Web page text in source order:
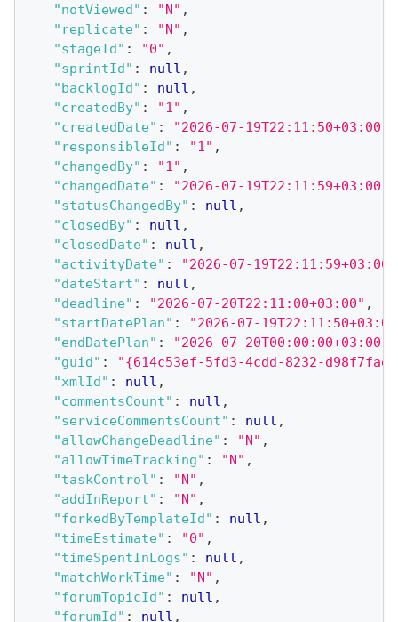
"notViewed" : "N" ,
"replicate" : "N" ,
"stageId" : "0" ,
"sprintId" : null ,
"backlogId" : null ,
"createdBy" : "1" ,
"createdDate" : "2026-07-19T22:11:50+03:00"
"responsibleId" : "1" ,
"changedBy" : "1" ,
"changedDate" : "2026-07-19T22:11:59+03:00"
"statusChangedBy" : null ,
"closedBy" : null ,
"closedDate" : null ,
"activityDate" : "2026-07-19T22:11:59+03:00"
"dateStart" : null ,
"deadline" : "2026-07-20T22:11:00+03:00" ,
"startDatePlan" :
"2026-07-
"endDatePlan" : "2026-07-20T00:00:00+03:00"
"guid" :
"{614c53ef-5fd3-4cdd-8232-
"xmlId" : null ,
"commentsCount" : null ,
"serviceCommentsCount" : null ,
"allowChangeDeadline" : "N" ,
"allowTimeTracking" : "N" ,
"taskControl" : "N" ,
"addInReport" : "N" ,
"forkedByTemplateId" : null ,
"timeEstimate" : "0" ,
"timeSpentInLogs" : null ,
"matchWorkTime" : "N" ,
"forumTopicId" : null ,
"forumId" : null ,